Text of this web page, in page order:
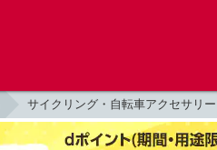
サイクリング・自転車アクセサリー